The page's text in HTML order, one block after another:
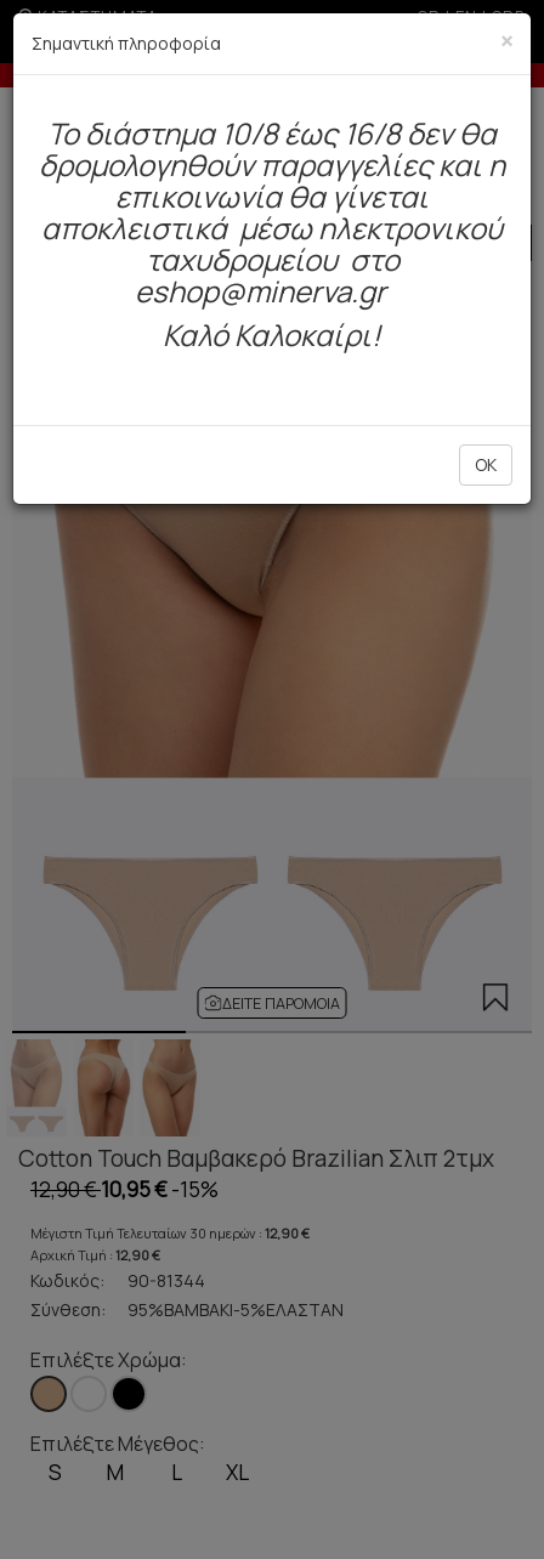
ΚΑΤΑΣΤΗΜΑΤΑ GR|EN|SRB
200€ σε περίοδο εκπτώσεων -10% σε
Δωρεάν αποστολή άνω των 49€. Παράδοση σε 3-5 εργάσιμες.
Γυναίκα Εσώρουχα Everyday Σλιπ
SALE
ΔΕΊΤΕ ΠΑΡΌΜΟΙΑ
Cotton Touch Βαμβακερό Brazilian Σλιπ 2τμχ
12,90 €10,95 €-15%
Μέγιστη Τιμή Τελευταίων 30 ημερών : 12,90 €
Αρχική Τιμή : 12,90 €
Κωδικός:
90-81344
Σύνθεση:
95%ΒΑΜΒΑΚΙ-5%ΕΛΑΣΤΑΝ
Επιλέξτε Χρώμα:
Επιλέξτε Μέγεθος:
S M L XL
×
Σημαντική πληροφορία
To διάστημα 10/8 έως 16/8 δεν θα
δρομολογηθούν παραγγελίες και η
επικοινωνία θα γίνεται
αποκλειστικά μέσω ηλεκτρονικού
ταχυδρομείου στο
eshop@minerva.gr
Καλό Καλοκαίρι!
OK